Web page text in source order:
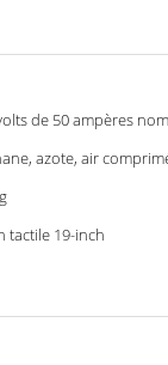
de 50 ampères
azote, air
tactile 19-inch